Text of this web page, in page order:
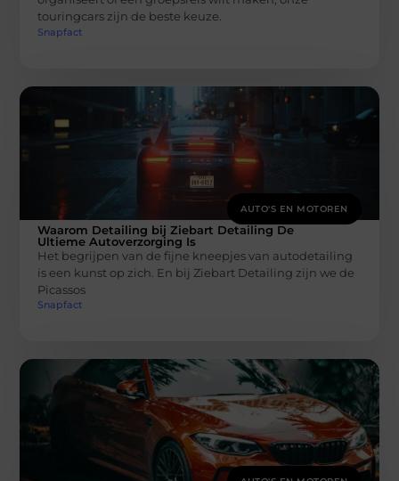
touringcars zijn de beste keuze.
Snapfact
AUTO'S EN MOTOREN
Waarom Detailing bij Ziebart Detailing De
Ultieme Autoverzorging Is
Het begrijpen van de fijne kneepjes van autodetailing
is een kunst op zich. En bij Ziebart Detailing zijn we de
Picassos
Snapfact